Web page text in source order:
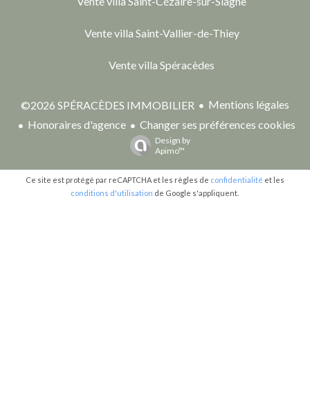
Vente villa Saint-Vallier-de-Thiey
Vente villa Spéracèdes
©2026 SPÉRACÈDES IMMOBILIER
Mentions légales
Honoraires d'agence
Changer ses préférences cookies
Design by
Apimo™
Ce site est protégé par reCAPTCHA et les règles de confidentialité et les
conditions d'utilisation de Google s'appliquent.